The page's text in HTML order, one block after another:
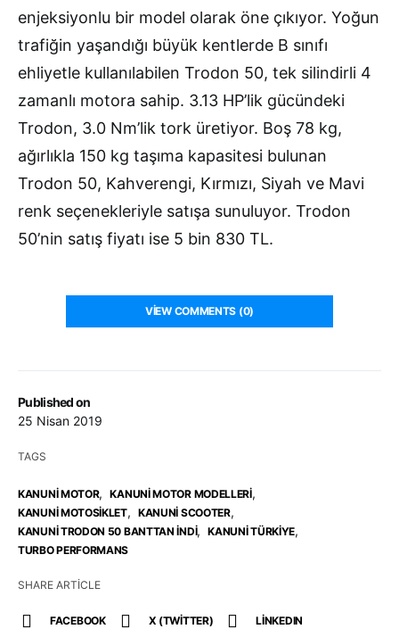
Published on
25 Nisan 2019
TAGS
KANUNI MOTOR, KANUNI MOTOR MODELLERI,
KANUNI MOTOSIKLET, KANUNI SCOOTER,
KANUNI TRODON 50 BANTTAN INDI, KANUNI TÜRKIYE,
TURBO PERFORMANS
SHARE ARTICLE
FACEBOOK X (TWITTER)
LINKEDIN
enjeksiyonlu bir model olarak öne çıkıyor. Yoğun
trafiğin yaşandığı büyük kentlerde B sınıfı
ehliyetle kullanılabilen Trodon 50, tek silindirli 4
zamanlı motora sahip. 3.13 HP’lik gücündeki
Trodon, 3.0 Nm’lik tork üretiyor. Boş 78 kg,
ağırlıkla 150 kg taşıma kapasitesi bulunan
Trodon 50, Kahverengi, Kırmızı, Siyah ve Mavi
renk seçenekleriyle satışa sunuluyor. Trodon
50’nin satış fiyatı ise 5 bin 830 TL.
VIEW COMMENTS (0)